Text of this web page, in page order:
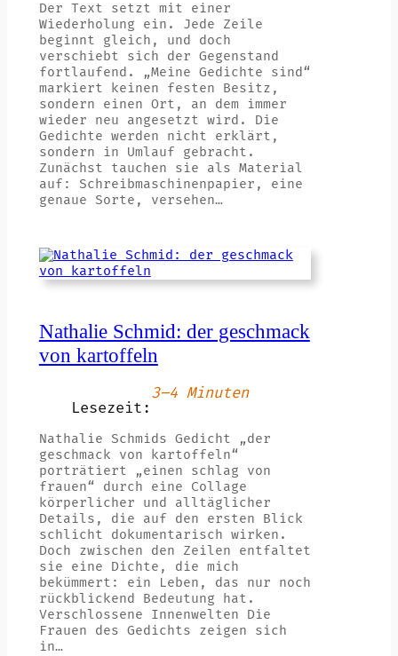
Der Text setzt mit einer
Wiederholung ein. Jede Zeile
beginnt gleich, und doch
verschiebt sich der Gegenstand
fortlaufend. „Meine Gedichte sind“
markiert keinen festen Besitz,
sondern einen Ort, an dem immer
wieder neu angesetzt wird. Die
Gedichte werden nicht erklärt,
sondern in Umlauf gebracht.
Zunächst tauchen sie als Material
auf: Schreibmaschinenpapier, eine
genaue Sorte, versehen…
Nathalie Schmid: der geschmack
von kartoffeln
Lesezeit:
3–4 Minuten
Nathalie Schmids Gedicht „der
geschmack von kartoffeln“
porträtiert „einen schlag von
frauen“ durch eine Collage
körperlicher und alltäglicher
Details, die auf den ersten Blick
schlicht dokumentarisch wirken.
Doch zwischen den Zeilen entfaltet
sie eine Dichte, die mich
bekümmert: ein Leben, das nur noch
rückblickend Bedeutung hat.
Verschlossene Innenwelten Die
Frauen des Gedichts zeigen sich
in…